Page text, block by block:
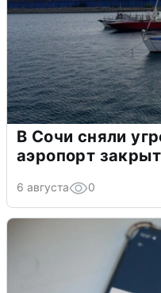
В Сочи сняли
аэропорт закрыт
6 августа 0